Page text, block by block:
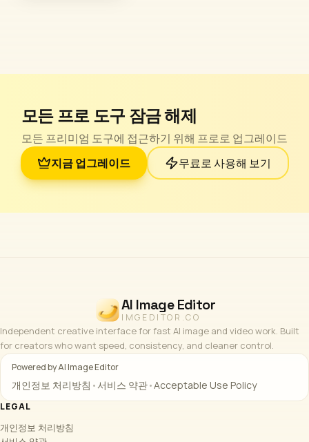
모든 프로 도구 잠금 해제
모든 프리미엄 도구에 접근하기 위해 프로로 업그레이드
지금 업그레이드
무료로 사용해 보기
AI Image Editor
IMGEDITOR.CO
Independent creative interface for fast AI image and video work. Built
for creators who want speed, consistency, and cleaner control.
Powered by AI Image Editor
개인정보 처리방침 •서비스 약관•Acceptable Use Policy
LEGAL
개인정보 처리방침